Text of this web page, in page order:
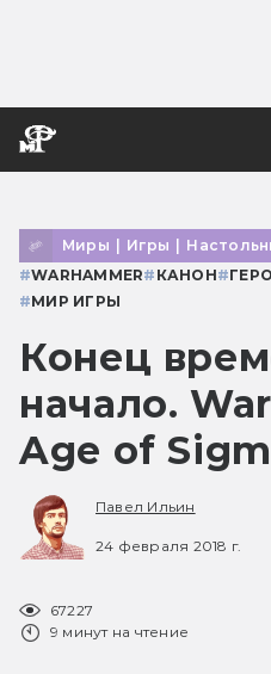
Миры | Игры |
#WARHAMMER# КАНОН#
#МИР ИГРЫ
Конец
начало.
Age of
Павел Ильин
24 февраля 2018 г.
67227
9 минут на чтение